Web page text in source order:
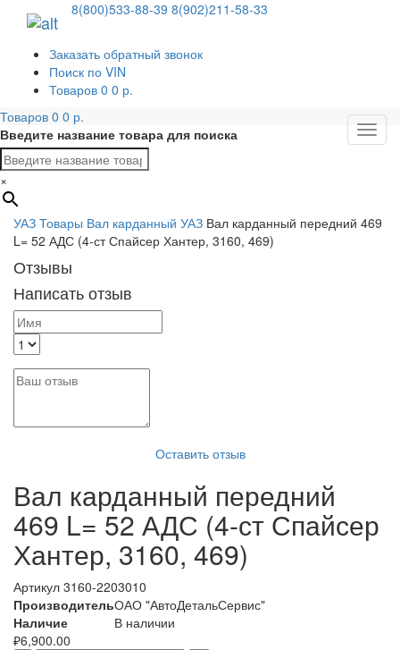
8(800)533-88-39 8(902)211-58-33
Заказать обратный звонок
Поиск по VIN
Товаров 0 0 р.
Меню
Товаров 0 0 р.
Введите название товара для поиска
×
УАЗ Товары Вал карданный УАЗ Вал карданный передний 469
L= 52 АДС (4-ст Спайсер Хантер, 3160, 469)
Отзывы
Написать отзыв
Оставить отзыв
Вал карданный передний
469 L= 52 АДС (4-ст Спайсер
Хантер, 3160, 469)
Артикул 3160-2203010
ПроизводительОАО "АвтоДетальСервис"
Наличие
В наличии
₽6,900.00